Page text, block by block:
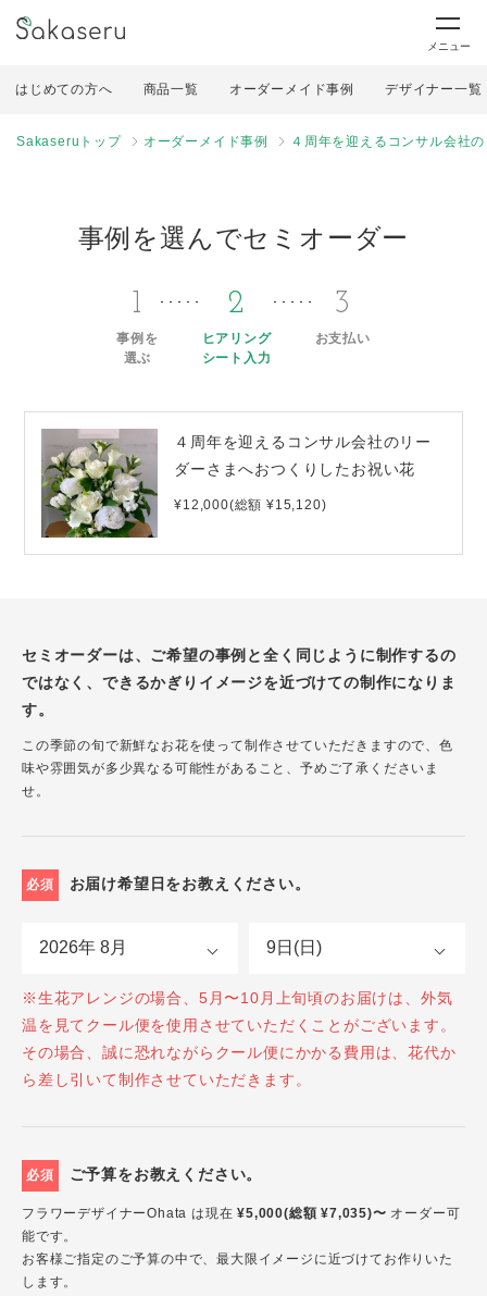
メニュー
はじめての方へ 商品一覧 オーダーメイド事例 デザイナー一覧
Sakaseruトップ オーダーメイド事例 ４周年を迎えるコンサル会社
事例を選んでセミオーダー
1
事例を
選ぶ
2
ヒアリング
シート入力
3
お支払い
４周年を迎えるコンサル会社のリー
ダーさまへおつくりしたお祝い花
¥12,000(総額 ¥15,120)
セミオーダーは、ご希望の事例と全く同じように制作するの
ではなく、できるかぎりイメージを近づけての制作になりま
す。
この季節の旬で新鮮なお花を使って制作させていただきますので、色
味や雰囲気が多少異なる可能性があること、予めご了承くださいま
せ。
必須 お届け希望日をお教えください。
※生花アレンジの場合、5月〜10月上旬頃のお届けは、外気
温を見てクール便を使用させていただくことがございます。
その場合、誠に恐れながらクール便にかかる費用は、花代か
ら差し引いて制作させていただきます。
必須 ご予算をお教えください。
フラワーデザイナーOhata は現在¥5,000(総額 ¥7,035)〜 オーダー可
能です。
お客様ご指定のご予算の中で、最大限イメージに近づけてお作りいた
します。